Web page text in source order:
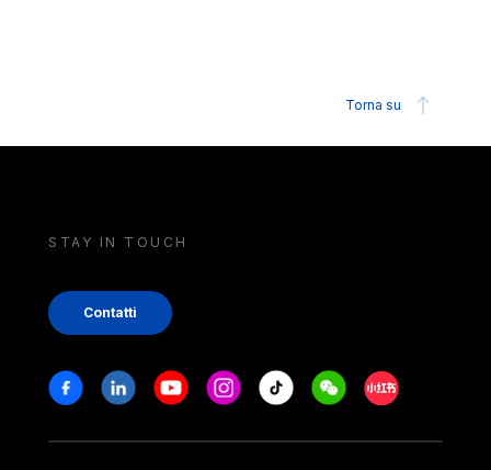
Torna su
STAY IN TOUCH
Contatti
Stay in touch
FacebookLinkedinYoutubeInstagram
Tiktok WeechatXiaohongshu/